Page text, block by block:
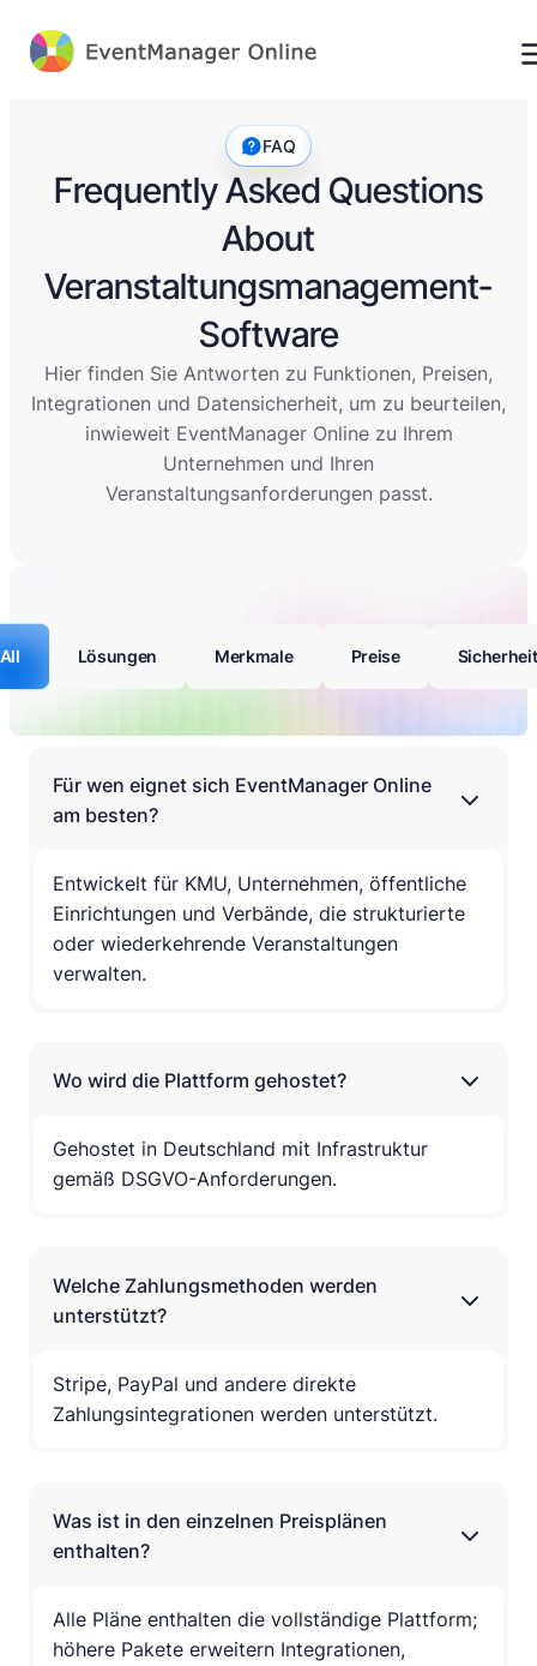
FAQ
Frequently Asked Questions
About
Veranstaltungsmanagement-
Software
Hier finden Sie Antworten zu Funktionen, Preisen,
Integrationen und Datensicherheit, um zu beurteilen,
inwieweit EventManager Online zu Ihrem
Unternehmen und Ihren
Veranstaltungsanforderungen passt.
All Lösungen Merkmale Preise Sicherheit
Für wen eignet sich EventManager Online
am besten?
Entwickelt für KMU, Unternehmen, öffentliche
Einrichtungen und Verbände, die strukturierte
oder wiederkehrende Veranstaltungen
verwalten.
Wo wird die Plattform gehostet?
Gehostet in Deutschland mit Infrastruktur
gemäß DSGVO-Anforderungen.
Welche Zahlungsmethoden werden
unterstützt?
Stripe, PayPal und andere direkte
Zahlungsintegrationen werden unterstützt.
Was ist in den einzelnen Preisplänen
enthalten?
Alle Pläne enthalten die vollständige Plattform;
höhere Pakete erweitern Integrationen,